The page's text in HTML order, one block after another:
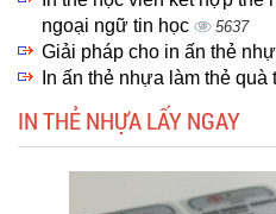
ngoại ngữ tin học
5637
Giải pháp cho in ấn thẻ
In ấn thẻ nhựa làm thẻ quà
IN THẺ NHỰA LẤY NGAY